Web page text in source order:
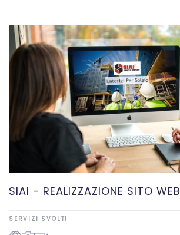
SIAI - REALIZZAZIONE SITO WEB
SERVIZI SVOLTI